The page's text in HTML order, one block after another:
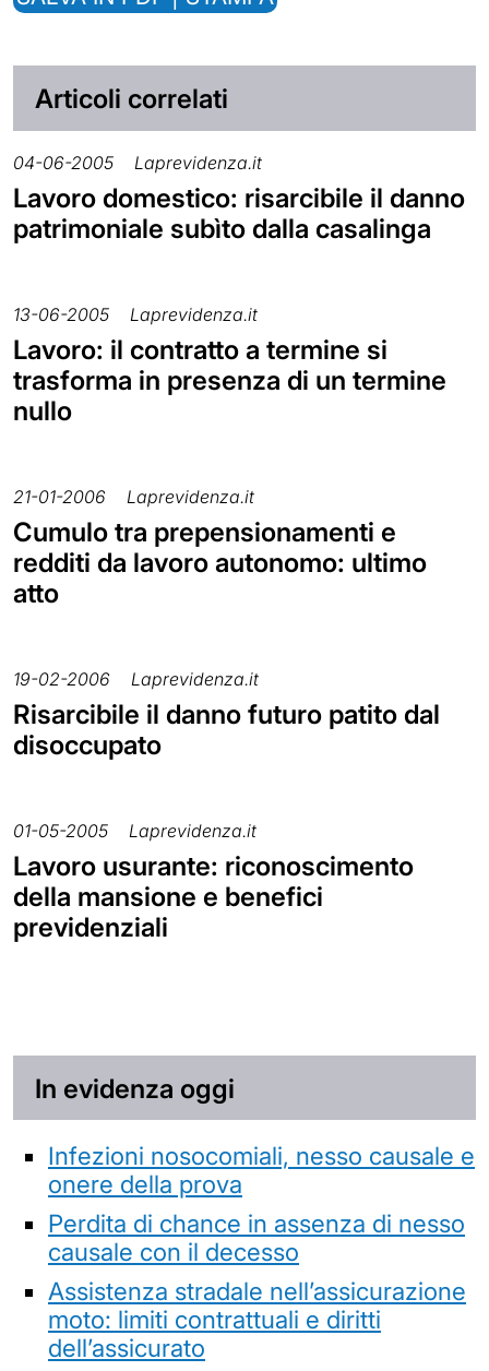
Articoli correlati
04-06-2005 Laprevidenza.it
Lavoro domestico: risarcibile il danno
patrimoniale subìto dalla casalinga
13-06-2005 Laprevidenza.it
Lavoro: il contratto a termine si
trasforma in presenza di un termine
nullo
21-01-2006 Laprevidenza.it
Cumulo tra prepensionamenti e
redditi da lavoro autonomo: ultimo
atto
19-02-2006 Laprevidenza.it
Risarcibile il danno futuro patito dal
disoccupato
01-05-2005 Laprevidenza.it
Lavoro usurante: riconoscimento
della mansione e benefici
previdenziali
In evidenza oggi
Infezioni nosocomiali, nesso causale e
onere della prova
Perdita di chance in assenza di nesso
causale con il decesso
Assistenza stradale nell’assicurazione
moto: limiti contrattuali e diritti
dell’assicurato